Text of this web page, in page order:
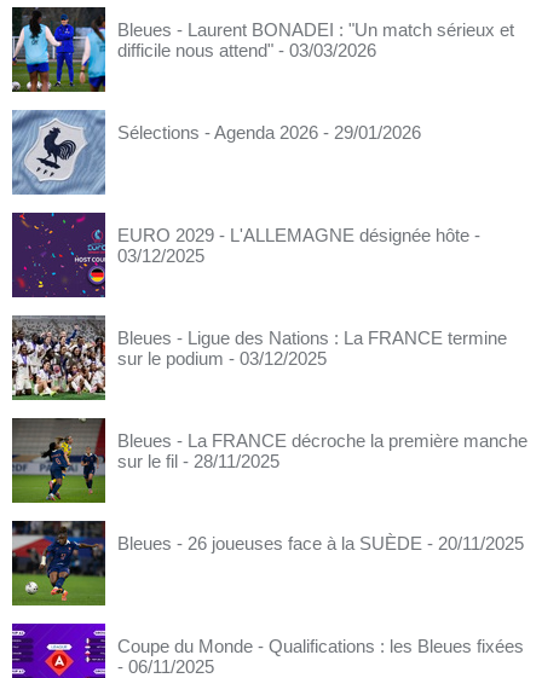
Bleues - Laurent BONADEI : "Un match sérieux et
difficile nous attend" - 03/03/2026
Sélections - Agenda 2026 - 29/01/2026
EURO 2029 - L'ALLEMAGNE désignée hôte -
03/12/2025
Bleues - Ligue des Nations : La FRANCE termine
sur le podium - 03/12/2025
Bleues - La FRANCE décroche la première manche
sur le fil - 28/11/2025
Bleues - 26 joueuses face à la SUÈDE - 20/11/2025
Coupe du Monde - Qualifications : les Bleues fixées
- 06/11/2025